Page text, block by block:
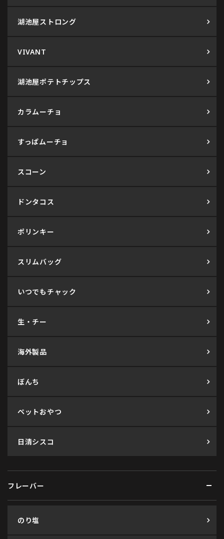
湖池屋ストロング
VIVANT
湖池屋ポテトチップス
カラムーチョ
すっぱムーチョ
スコーン
ドンタコス
ポリンキー
スリムバッグ
いつでもチャック
生・チー
海外製品
ぼんち
ペットおやつ
日清シスコ
フレーバー
のり塩